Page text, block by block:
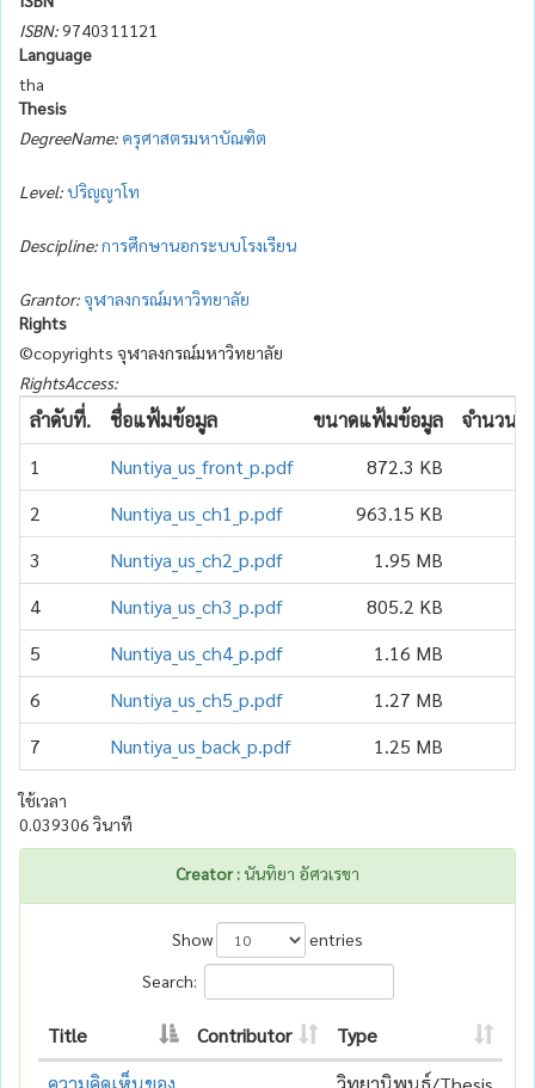
ISBN:9740311121
Language
tha
Thesis
DegreeName: ครุศาสตรมหาบัณฑิต
Level:ปริญญาโท
Descipline:การศึกษานอกระบบโรงเรียน
Grantor: จุฬาลงกรณ์มหาวิทยาลัย
Rights
©copyrights จุฬาลงกรณ์มหาวิทยาลัย
RightsAccess:
ลำดับที่. ชื่อแฟ้มข้อมูล ขนาดแฟ้มข้อมูล
จำนวนเ
1
Nuntiya_us_front_p.pdf
872.3 KB
2
Nuntiya_us_ch1_p.pdf
963.15 KB
3
Nuntiya_us_ch2_p.pdf
1.95 MB
4
Nuntiya_us_ch3_p.pdf
805.2 KB
5
Nuntiya_us_ch4_p.pdf
1.16 MB
6
Nuntiya_us_ch5_p.pdf
1.27 MB
7
Nuntiya_us_back_p.pdf 1.25 MB
ใช้เวลา
0.039306 วินาที
Creator : นันทิยา อัศวเรขา
Show
entries
Search:
Title Contributor
Type